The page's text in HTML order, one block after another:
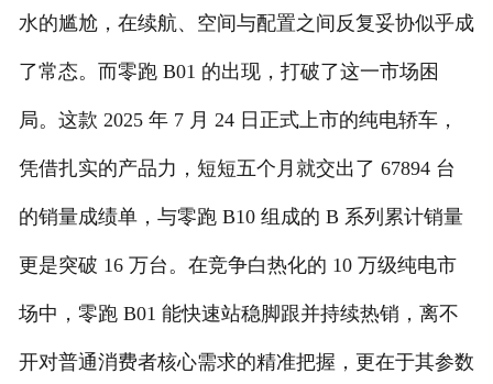
发展起源
联系我们
客户留言
水的尴尬，在续航、空间与配置之间反复妥协似乎成
了常态。而零跑 B01 的出现，打破了这一市场困
局。这款 2025 年 7 月 24 日正式上市的纯电轿车，
凭借扎实的产品力，短短五个月就交出了 67894 台
的销量成绩单，与零跑 B10 组成的 B 系列累计销量
更是突破 16 万台。在竞争白热化的 10 万级纯电市
场中，零跑 B01 能快速站稳脚跟并持续热销，离不
开对普通消费者核心需求的精准把握，更在于其参数